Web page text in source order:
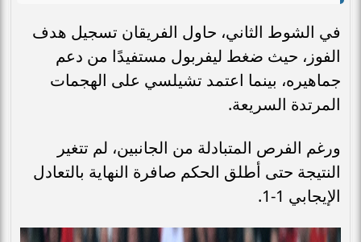
في الشوط الثاني، حاول الفريقان تسجيل هدف
الفوز، حيث ضغط ليفربول مستفيدًا من دعم
جماهيره، بينما اعتمد تشيلسي على الهجمات
المرتدة السريعة.
ورغم الفرص المتبادلة من الجانبين، لم تتغير
النتيجة حتى أطلق الحكم صافرة النهاية بالتعادل
الإيجابي 1-1.